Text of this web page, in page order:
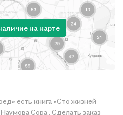
на карте
есть книга «Сто жизней
Сора . Сделать заказ